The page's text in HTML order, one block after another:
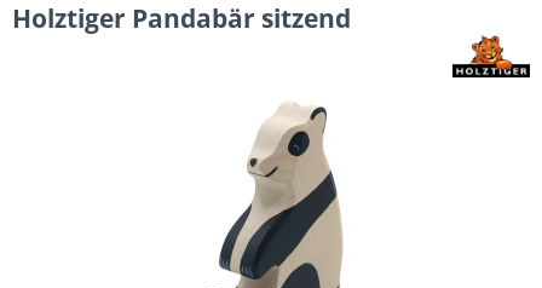
Holztiger Pandabär sitzend